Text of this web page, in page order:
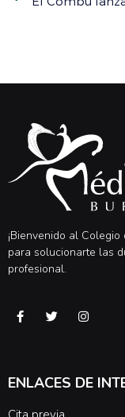
¡Bienvenido al
para solucionarte las
profesional.
ENLACES DE